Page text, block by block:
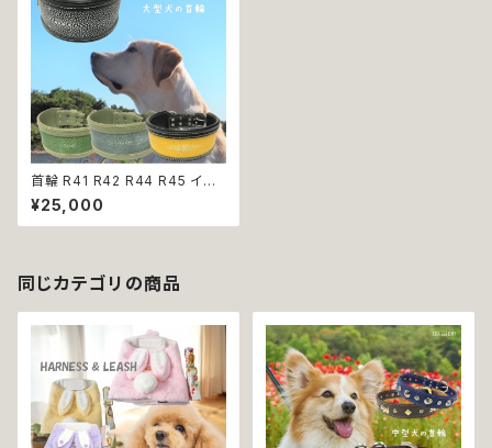
首輪 R41 R42 R44 R45 イエ
ロー ライトグリーン ブラック 黒
緑 黄色 エイ革 レザー 革 大型
犬 犬 ペット 送料無料 返品交換
¥25,000
同じカテゴリの商品